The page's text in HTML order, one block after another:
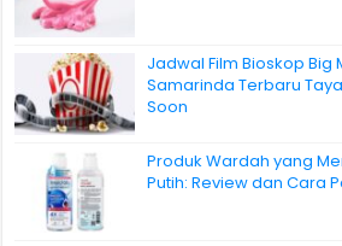
Jadwal Film Bioskop Big
Samarinda Terbaru
Soon
Produk Wardah yang
Putih: Review dan Cara